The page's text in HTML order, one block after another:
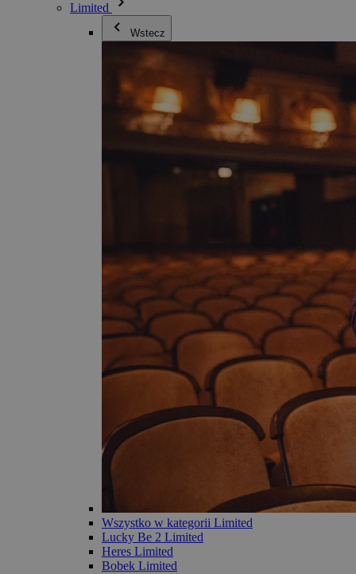
Limited
Wstecz
Wszystko w kategorii Limited
Lucky Be 2 Limited
Heres Limited
Bobek Limited